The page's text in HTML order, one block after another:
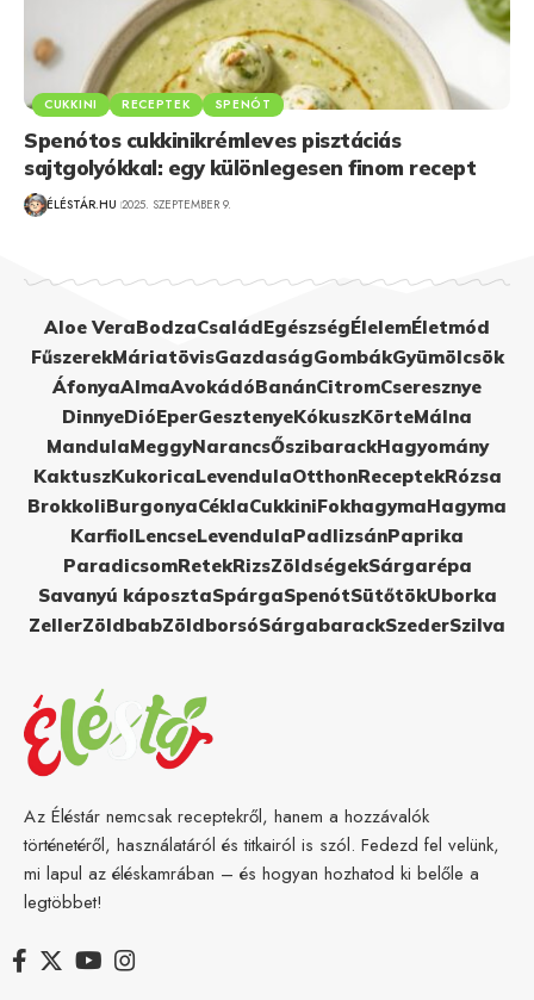
CUKKINI RECEPTEK SPENÓT
Spenótos cukkinikrémleves pisztáciás
sajtgolyókkal: egy különlegesen finom recept
ÉLÉSTÁR.HU 2025. SZEPTEMBER 9.
Aloe VeraBodzaCsaládEgészségÉlelemÉletmód
FűszerekMáriatövisGazdaságGombákGyümölcsök
ÁfonyaAlmaAvokádóBanánCitromCseresznye
DinnyeDióEperGesztenyeKókuszKörteMálna
MandulaMeggyNarancsŐszibarackHagyomány
KaktuszKukoricaLevendulaOtthonReceptekRózsa
BrokkoliBurgonyaCéklaCukkiniFokhagymaHagyma
KarfiolLencseLevendulaPadlizsánPaprika
ParadicsomRetekRizsZöldségekSárgarépa
Savanyú káposztaSpárgaSpenótSütőtökUborka
ZellerZöldbabZöldborsóSárgabarackSzederSzilva
Az Éléstár nemcsak receptekről, hanem a hozzávalók
történetéről, használatáról és titkairól is szól. Fedezd fel velünk,
mi lapul az éléskamrában – és hogyan hozhatod ki belőle a
legtöbbet!